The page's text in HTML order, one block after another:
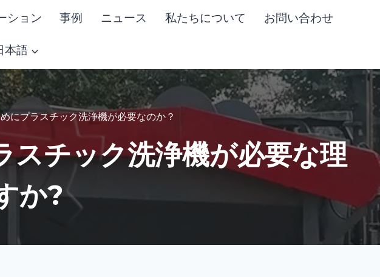
ション 事例 ニュース 私たちについて お問い合わせ
本語
にプラスチック洗浄機が必要なのか？
スチック洗浄機が必要な理
か?